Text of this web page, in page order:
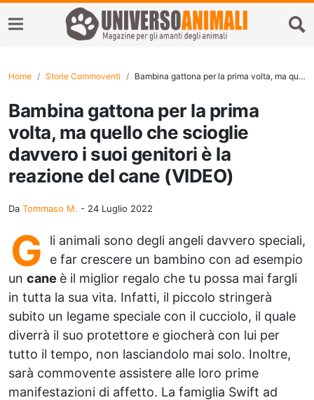
Home Storie Commoventi Bambina gattona per la prima volta, ma quello che scioglie davvero i suoi genitori è la reazione del cane (VIDEO)
Bambina gattona per la prima
volta, ma quello che scioglie
davvero i suoi genitori è la
reazione del cane (VIDEO)
Da Tommaso M. - 24 Luglio 2022
G
li animali sono degli angeli davvero speciali,
e far crescere un bambino con ad esempio
un cane è il miglior regalo che tu possa mai fargli
in tutta la sua vita. Infatti, il piccolo stringerà
subito un legame speciale con il cucciolo, il quale
diverrà il suo protettore e giocherà con lui per
tutto il tempo, non lasciandolo mai solo. Inoltre,
sarà commovente assistere alle loro prime
manifestazioni di affetto. La famiglia Swift ad